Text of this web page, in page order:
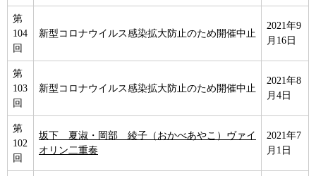
第
104
回
新型コロナウイルス感染拡大防止のため開催中止
2021年9
月16日
第
103
回
新型コロナウイルス感染拡大防止のため開催中止
2021年8
月4日
第
102
回
坂下 夏淑・岡部 綾子（おかべあやこ）ヴァイ
オリン二重奏
2021年7
月1日